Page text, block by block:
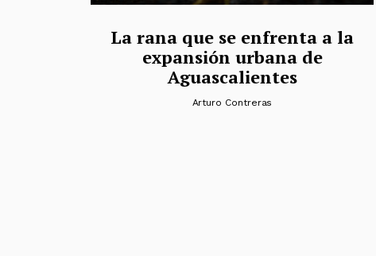
La rana que se enfrenta a la
expansión urbana de
Aguascalientes
Arturo Contreras